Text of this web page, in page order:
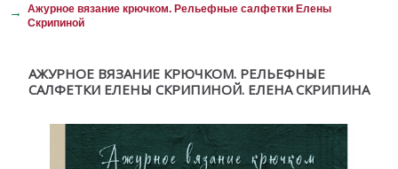
Ажурное вязание крючком. Рельефные салфетки Елены
Скрипиной
АЖУРНОЕ ВЯЗАНИЕ КРЮЧКОМ. РЕЛЬЕФНЫЕ
САЛФЕТКИ ЕЛЕНЫ СКРИПИНОЙ. ЕЛЕНА СКРИПИНА